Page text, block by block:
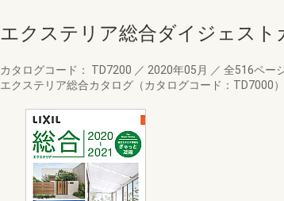
エクステリア総合ダイジェスト
カタログコード： TD7200 ／ 2020年05月 ／ 全516ペー
エクステリア総合カタログ（カタログコード：TD7000